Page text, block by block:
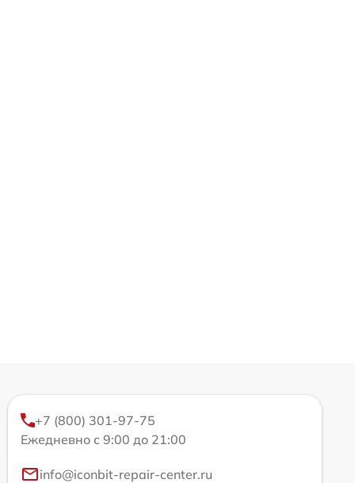
+7 (800) 301-97-75
Ежедневно с 9:00 до 21:00
info@iconbit-repair-center.ru